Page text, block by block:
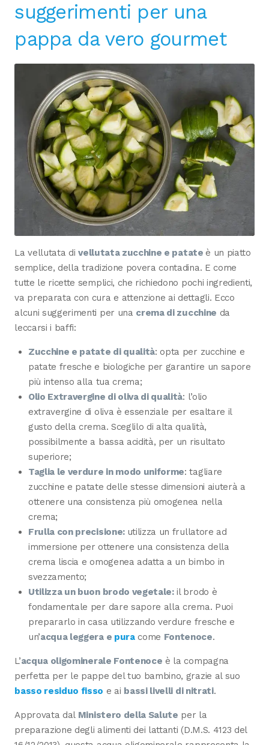
suggerimenti per una
pappa da vero gourmet
La vellutata divellutata zucchine e patate è un piatto
semplice, della tradizione povera contadina. E come
tutte le ricette semplici, che richiedono pochi ingredienti,
va preparata con cura e attenzione ai dettagli. Ecco
alcuni suggerimenti per una crema di zucchine da
leccarsi i baffi:
Zucchine e patate di qualità: opta per zucchine e
patate fresche e biologiche per garantire un sapore
più intenso alla tua crema;
Olio Extravergine di oliva di qualità: l’olio
extravergine di oliva è essenziale per esaltare il
gusto della crema. Sceglilo di alta qualità,
possibilmente a bassa acidità, per un risultato
superiore;
Taglia le verdure in modo uniforme: tagliare
zucchine e patate delle stesse dimensioni aiuterà a
ottenere una consistenza più omogenea nella
crema;
Frulla con precisione: utilizza un frullatore ad
immersione per ottenere una consistenza della
crema liscia e omogenea adatta a un bimbo in
svezzamento;
Utilizza un buon brodo vegetale:il brodo è
fondamentale per dare sapore alla crema. Puoi
prepararlo in casa utilizzando verdure fresche e
un’acqua leggera e puracome Fontenoce.
L’acqua oligominerale Fontenoce è la compagna
perfetta per le pappe del tuo bambino, grazie al suo
basso residuo fisso e ai bassi livelli di nitrati.
Approvata dal Ministero della Salute per la
preparazione degli alimenti dei lattanti (D.M.S. 4123 del